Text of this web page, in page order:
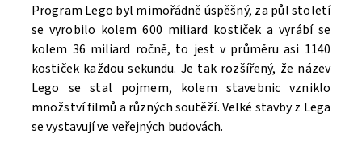
Program Lego byl mimořádně úspěšný, za půl století
se vyrobilo kolem 600 miliard kostiček a vyrábí se
kolem 36 miliard ročně, to jest v průměru asi 1140
kostiček každou sekundu. Je tak rozšířený, že název
Lego se stal pojmem, kolem stavebnic vzniklo
množství filmů a různých soutěží. Velké stavby z Lega
se vystavují ve veřejných budovách.